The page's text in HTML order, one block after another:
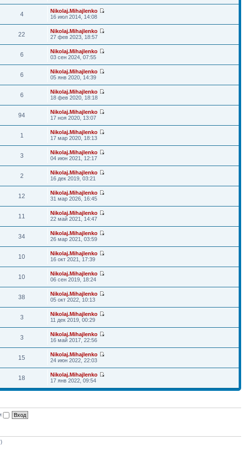
4
Nikolaj.Mihajlenko
16 июл 2014, 14:08
22
Nikolaj.Mihajlenko
27 фев 2023, 18:57
6
Nikolaj.Mihajlenko
03 сен 2024, 07:55
6
Nikolaj.Mihajlenko
05 янв 2020, 14:39
6
Nikolaj.Mihajlenko
18 фев 2020, 18:18
94
Nikolaj.Mihajlenko
17 ноя 2020, 13:07
1
Nikolaj.Mihajlenko
17 мар 2020, 18:13
3
Nikolaj.Mihajlenko
04 июн 2021, 12:17
2
Nikolaj.Mihajlenko
16 дек 2019, 03:21
12
Nikolaj.Mihajlenko
31 мар 2026, 16:45
11
Nikolaj.Mihajlenko
22 май 2021, 14:47
34
Nikolaj.Mihajlenko
26 мар 2021, 03:59
10
Nikolaj.Mihajlenko
16 окт 2021, 17:39
10
Nikolaj.Mihajlenko
06 сен 2019, 18:24
38
Nikolaj.Mihajlenko
05 окт 2022, 10:13
3
Nikolaj.Mihajlenko
11 дек 2019, 00:29
3
Nikolaj.Mihajlenko
16 май 2017, 22:56
15
Nikolaj.Mihajlenko
24 июн 2022, 22:03
18
Nikolaj.Mihajlenko
17 янв 2022, 09:54